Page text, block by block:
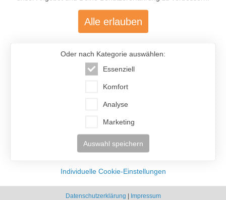
477.200
Über 477.200 aktive Mitglieder
Alle erlauben
Oder nach Kategorie auswählen:
Essenziell
Komfort
Analyse
Marketing
Auswahl speichern
Individuelle Cookie-Einstellungen
Datenschutzerklärung | Impressum